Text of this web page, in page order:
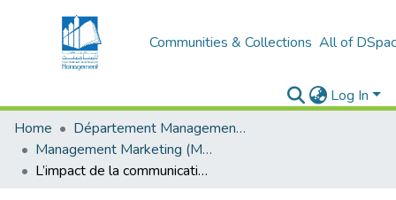
Communities & Collections All of
Log In
Home
Département Management et Entrepreneuriat
Management Marketing (MM)
L’impact de la communication digitale via Instagram sur l’intention d’achat des consommateurs algériens: cas de l’entreprise lesieur algérie